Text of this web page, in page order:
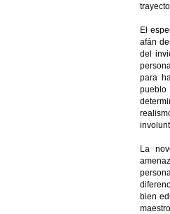
El
afán
del
para
La
bien